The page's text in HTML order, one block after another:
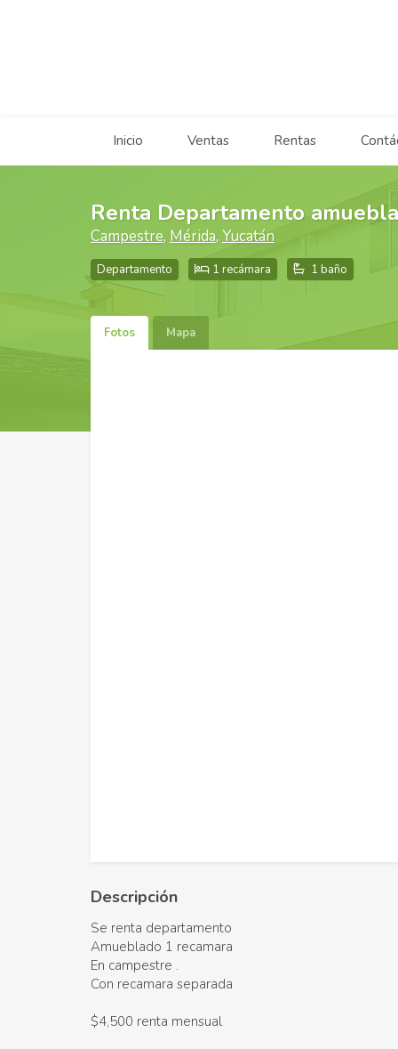
Inicio Ventas Rentas
Renta Departamento
Campestre, Mérida, Yucatán
Departamento 1 recámara 1 baño
Fotos Mapa
Descripción
Se renta departamento
Amueblado 1 recamara
En campestre .
Con recamara separada
$4,500 renta mensual